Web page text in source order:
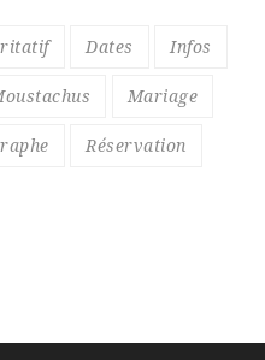
Dates Infos
Mariage
Réservation